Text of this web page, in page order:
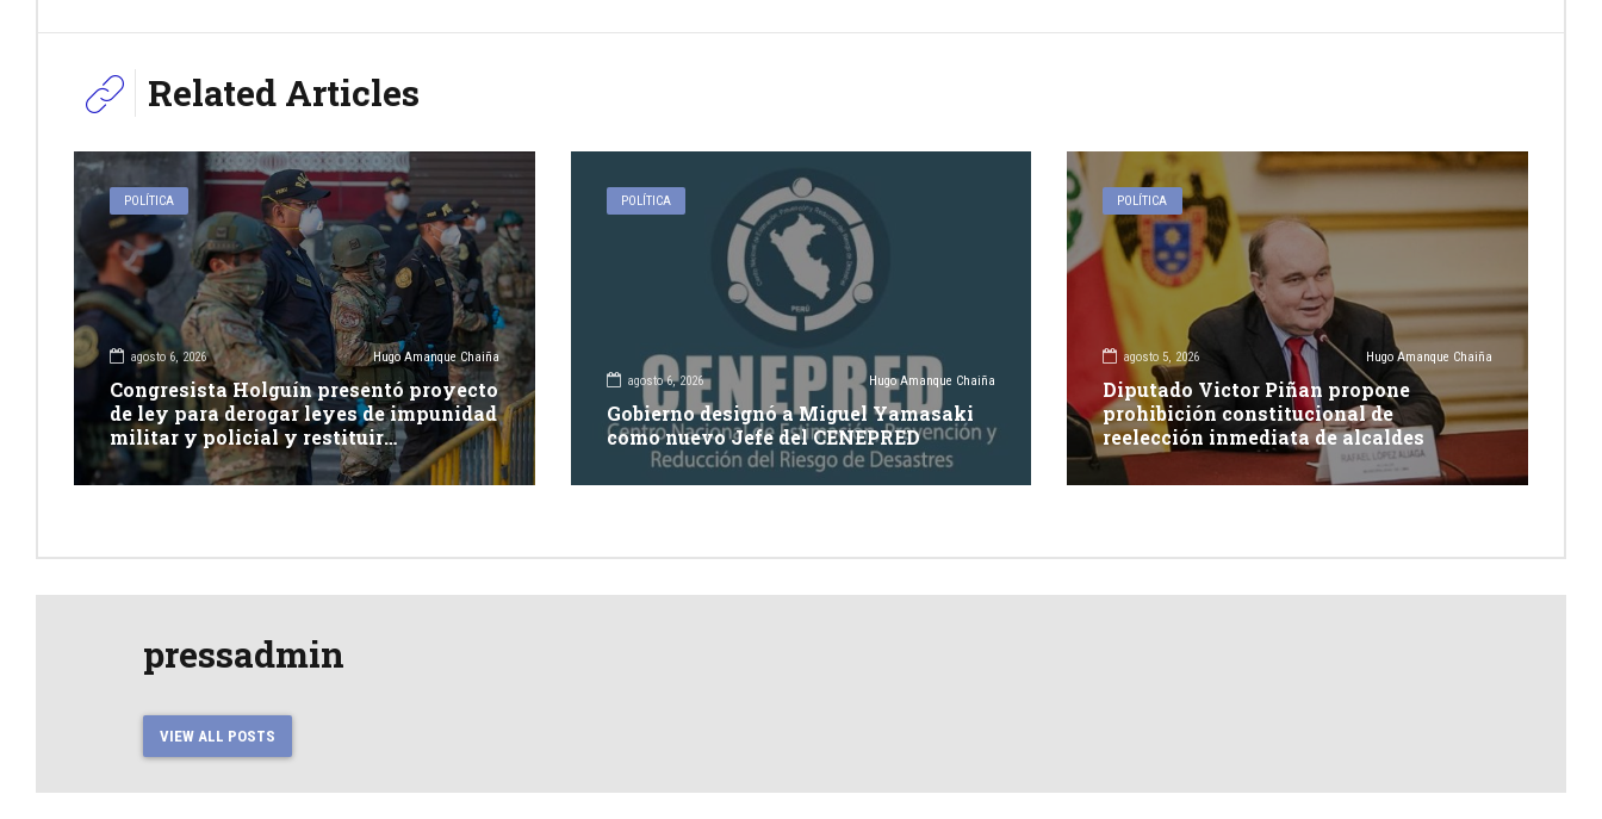
Related Articles
POLÍTICA
agosto 6, 2026 Hugo Amanque Chaiña
Congresista Holguín presentó proyecto
de ley para derogar leyes de impunidad
militar y policial y restituir
competencia de justicia ordinaria
POLÍTICA
agosto 6, 2026 Hugo Amanque Chaiña
Gobierno designó a Miguel Yamasaki
como nuevo Jefe del CENEPRED
POLÍTICA
agosto 5, 2026 Hugo Amanque Chaiña
Diputado Victor Piñan propone
prohibición constitucional de
reelección inmediata de alcaldes
pressadmin
VIEW ALL POSTS